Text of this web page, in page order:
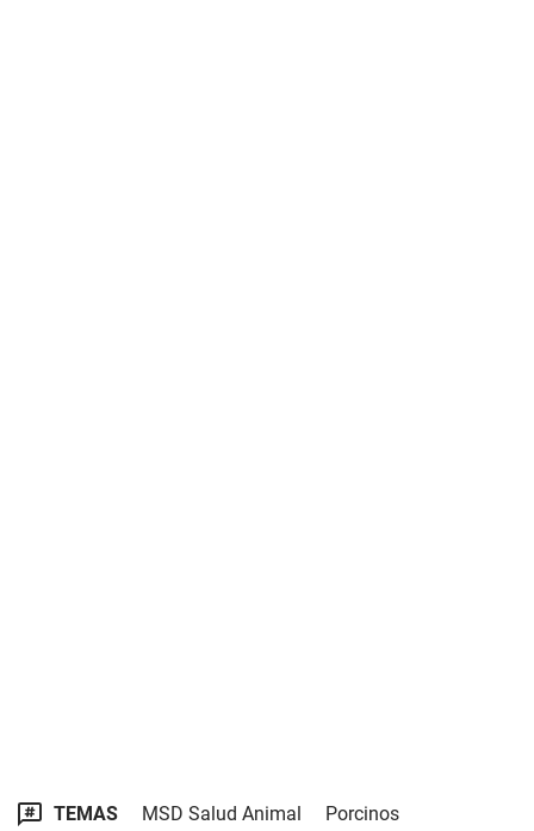
TEMAS MSD Salud Animal Porcinos